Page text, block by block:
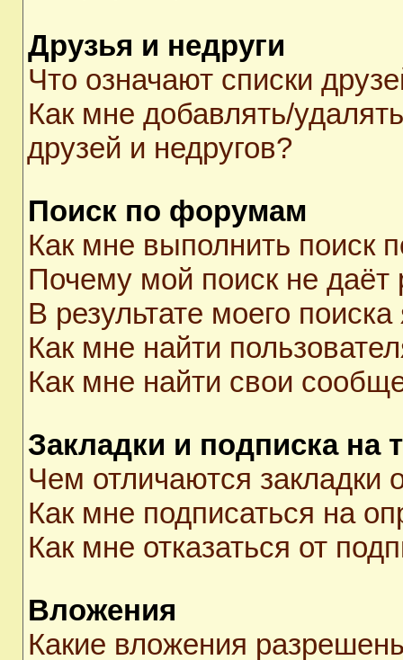
Друзья и недруги
Что означают списки
Как мне добавлять/
друзей и недругов?
Поиск по форумам
Как мне выполнить
Почему мой поиск не даёт
В результате моего
Как мне найти
Как мне найти свои
Закладки и подписка на
Чем отличаются закладки
Как мне подписаться на
Как мне отказаться от
Вложения
Какие вложения